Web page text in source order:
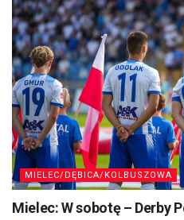
MIELEC/DĘBICA/KOLBUSZOWA
Mielec: W sobotę – Derby